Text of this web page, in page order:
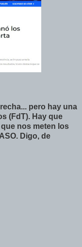
pero hay una
(FdT). Hay que
nos meten los
Digo, de